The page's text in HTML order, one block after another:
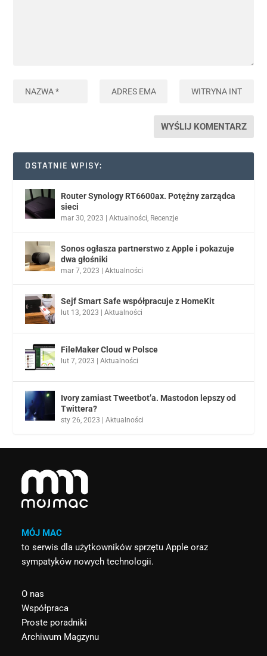
OSTATNIE WPISY:
Router Synology RT6600ax. Potężny zarządca
sieci
mar 30, 2023 |Aktualności, Recenzje
Sonos ogłasza partnerstwo z Apple i pokazuje
dwa głośniki
mar 7, 2023 |Aktualności
Sejf Smart Safe współpracuje z HomeKit
lut 13, 2023 |Aktualności
FileMaker Cloud w Polsce
lut 7, 2023 |Aktualności
Ivory zamiast Tweetbot’a. Mastodon lepszy od
Twittera?
sty 26, 2023 |Aktualności
MÓJ MAC
to serwis dla użytkowników sprzętu Apple oraz
sympatyków nowych technologii.
O nas
Współpraca
Proste poradniki
Archiwum Magzynu